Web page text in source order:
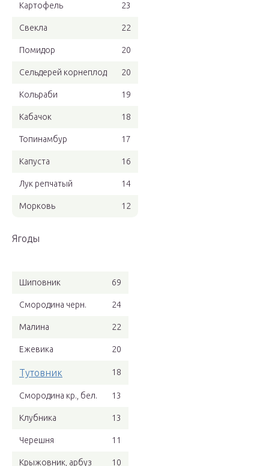
Картофель 23
Свекла 22
Помидор 20
Сельдерей корнеплод 20
Кольраби 19
Кабачок 18
Топинамбур 17
Капуста 16
Лук репчатый 14
Морковь 12
Ягоды
Шиповник 69
Смородина черн. 24
Малина 22
Ежевика 20
Тутовник 18
Смородина кр., бел. 13
Клубника 13
Черешня 11
Крыжовник, арбуз 10